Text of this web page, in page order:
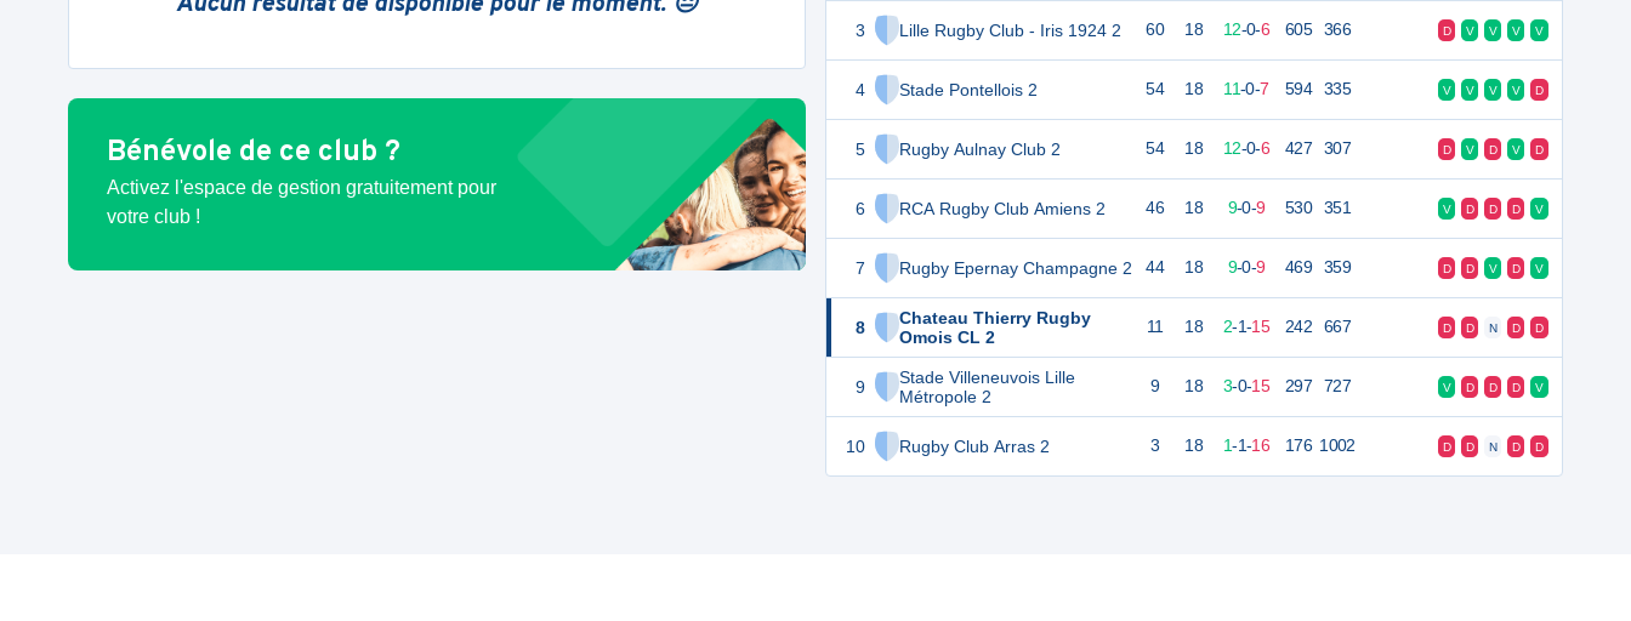
Bénévole de ce club ?
Activez l'espace de gestion gratuitement pour
votre club !
3 Lille Rugby Club - Iris 1924 2
4 Stade Pontellois 2
5 Rugby Aulnay Club 2
6 RCA Rugby Club Amiens 2
7 Rugby Epernay Champagne 2
8
Chateau Thierry Rugby
Omois CL 2
9
Stade Villeneuvois Lille
Métropole 2
10 Rugby Club Arras 2
60 18 12-0-6 605 366 D V V V V
54 18 11-0-7 594 335 V V V V D
54 18 12-0-6 427 307 D V D V D
46 18 9-0-9 530 351 V D D D V
44 18 9-0-9 469 359 D D V D V
11 18 2-1-15 242 667 D D N D D
9 18 3-0-15 297 727 V D D D V
3 18 1-1-16 176 1002 D D N D D